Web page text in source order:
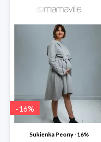
-16%
Sukienka Peony -16%